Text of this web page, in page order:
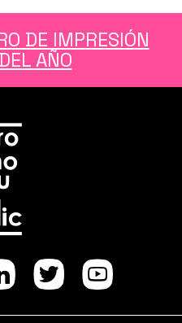
DE IMPRESIÓN
AÑO